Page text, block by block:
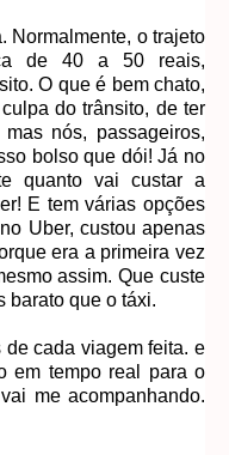
Normalmente, o trajeto
de 40 a 50 reais,
O que é bem chato,
do trânsito, de ter
nós, passageiros,
bolso que dói! Já no
quanto vai custar a
E tem várias opções
Uber, custou apenas
era a primeira vez
assim. Que custe
barato que o táxi.
cada viagem feita. e
em tempo real para o
me acompanhando.